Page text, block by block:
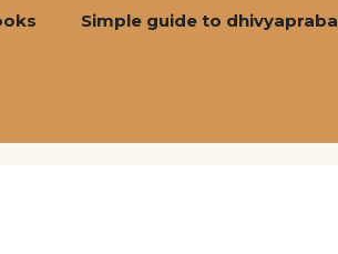
Simple guide to